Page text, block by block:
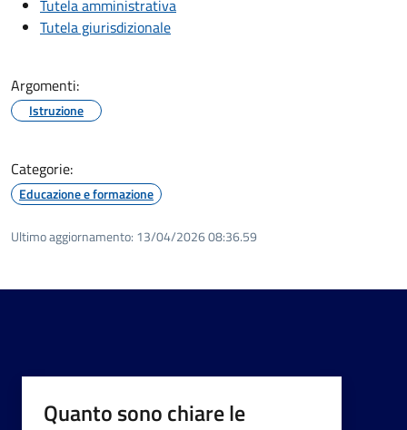
Tutela amministrativa
Tutela giurisdizionale
Argomenti:
Istruzione
Categorie:
Educazione e formazione
Ultimo aggiornamento: 13/04/2026 08:36.59
Quanto sono chiare le